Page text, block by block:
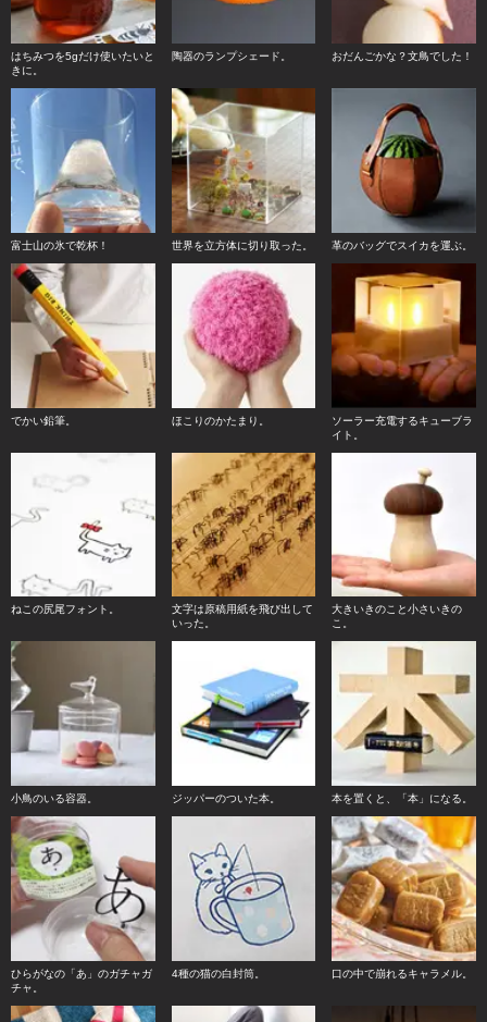
はちみつを5gだけ使いたいと
きに。
陶器のランプシェード。 おだんごかな？文鳥でした！
富士山の氷で乾杯！ 世界を立方体に切り取った。 革のバッグでスイカを運ぶ。
でかい鉛筆。 ほこりのかたまり。
ソーラー充電するキューブラ
イト。
ねこの尻尾フォント。
文字は原稿用紙を飛び出して
いった。
大きいきのこと小さいきの
こ。
小鳥のいる容器。 ジッパーのついた本。 本を置くと、「本」になる。
ひらがなの「あ」のガチャガ
チャ。
4種の猫の白封筒。 口の中で崩れるキャラメル。